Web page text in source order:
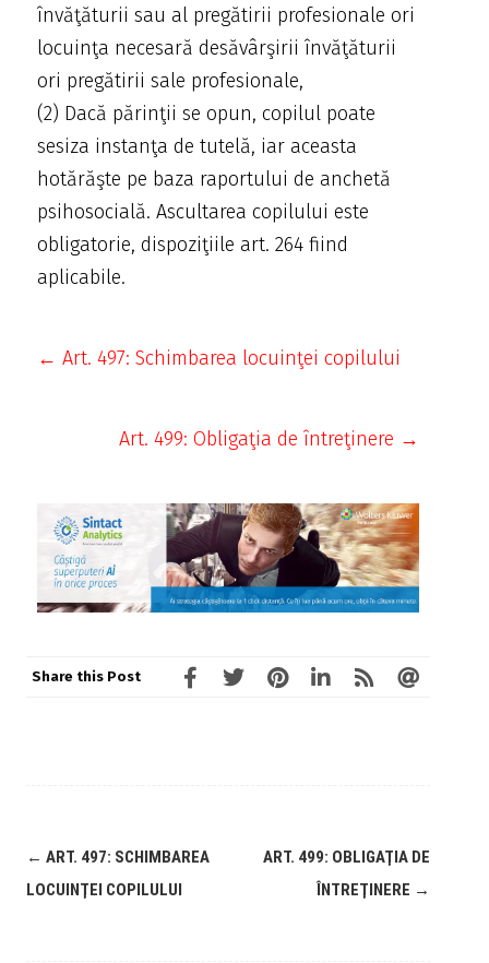
învăţăturii sau al pregătirii profesionale ori
locuinţa necesară desăvârşirii învăţăturii
ori pregătirii sale profesionale,
(2) Dacă părinţii se opun, copilul poate
sesiza instanţa de tutelă, iar aceasta
hotărăşte pe baza raportului de anchetă
psihosocială. Ascultarea copilului este
obligatorie, dispoziţiile art. 264 fiind
aplicabile.
← Art. 497: Schimbarea locuinţei copilului
Art. 499: Obligaţia de întreţinere →
Share this Post
← ART. 497: SCHIMBAREA
LOCUINŢEI COPILULUI
ART. 499: OBLIGAŢIA DE
ÎNTREŢINERE →